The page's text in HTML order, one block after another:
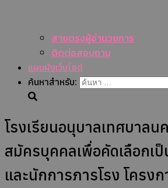
สายตรงผู้อำนวยการ
ติดต่อสอบถาม
แผนผังเว็บไซต์
ค้นหาสำหรับ:
โรงเรียนอนุบาลเทศบาลน
สมัครบุคคลเพื่อคัดเลือกเ
และนักการภารโรง โครง